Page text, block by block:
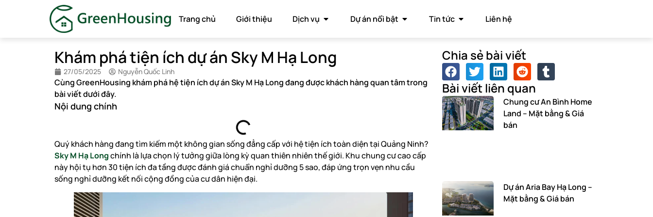
Trang chủ Giới thiệu Dịch vụ Dự án nổi bật Tin tức Liên hệ
Khám phá tiện ích dự án Sky M Hạ Long
27/05/2025 Nguyễn Quốc Linh
Cùng GreenHousing khám phá hệ tiện ích dự án Sky M Hạ Long đang được khách hàng quan tâm trong
bài viết dưới đây.
Nội dung chính
Quý khách hàng đang tìm kiếm một không gian sống đẳng cấp với hệ tiện ích toàn diện tại Quảng Ninh?
Sky M Hạ Longchính là lựa chọn lý tưởng giữa lòng kỳ quan thiên nhiên thế giới. Khu chung cư cao cấp
này hội tụ hơn 30 tiện ích đa tầng được đánh giá chuẩn nghỉ dưỡng 5 sao, đáp ứng trọn vẹn nhu cầu
sống nghỉ dưỡng kết nối cộng đồng của cư dân hiện đại.
Chia sẻ bài viết
Bài viết liên quan
Chung cư An Bình Home
Land – Mặt bằng & Giá
bán
Dự án Aria Bay Hạ Long –
Mặt bằng & Giá bán